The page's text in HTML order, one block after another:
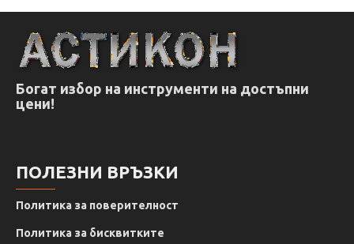
Богат избор на инструменти на достъпни
цени!
ПОЛЕЗНИ ВРЪЗКИ
Политика за поверителност
Политика за бисквитките